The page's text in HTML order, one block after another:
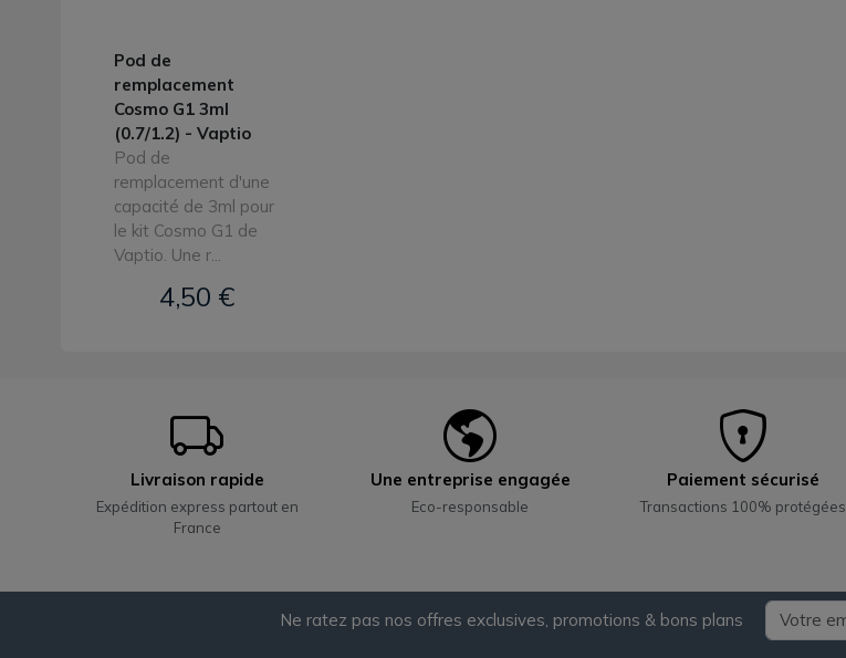
Pod de
remplacement
Cosmo G1 3ml
(0.7/1.2) - Vaptio
Pod de
remplacement d'une
capacité de 3ml pour
le kit Cosmo G1 de
Vaptio. Une r...
4,50 €
Livraison rapide
Expédition express partout en
France
Une entreprise engagée
Eco-responsable
Paiement sécurisé
Transactions 100% protégées
Ne ratez pas nos offres exclusives, promotions & bons plans